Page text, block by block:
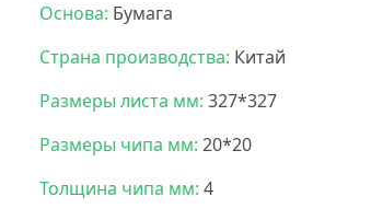
Основа: Бумага
Страна производства: Китай
Размеры листа мм: 327*327
Размеры чипа мм: 20*20
Толщина чипа мм: 4